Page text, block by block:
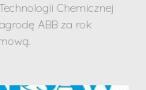
Chemicznej
ABB za rok